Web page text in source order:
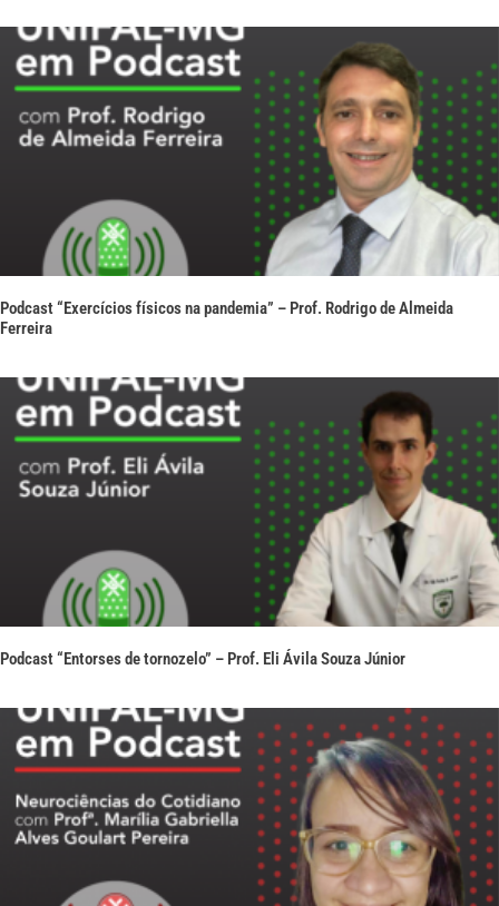
Podcast “Exercícios físicos na pandemia” – Prof. Rodrigo de Almeida
Ferreira
Podcast “Entorses de tornozelo” – Prof. Eli Ávila Souza Júnior